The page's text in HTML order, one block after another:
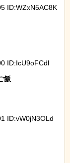
ID:WZxN5AC8K
ID:IcU9oFCdl
飯
ID:vW0jN3OLd